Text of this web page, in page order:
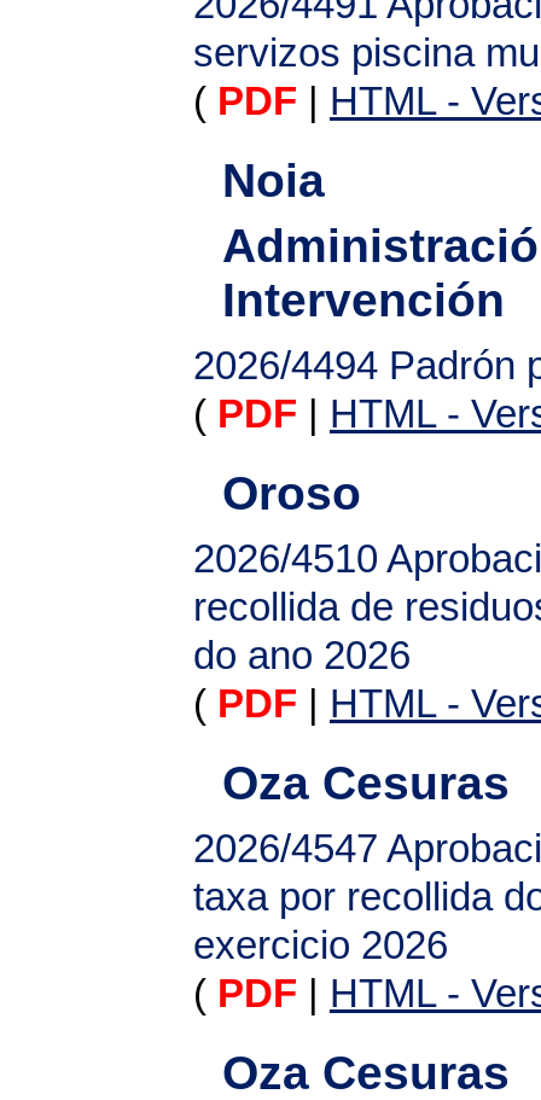
servizos piscina
( PDF HTML -
Noia
Intervención
2026/4494 Padrón
( PDF HTML -
Oroso
2026/4510
recollida de
do ano 2026
( PDF HTML -
Oza Cesuras
2026/4547
taxa por recollida
exercicio 2026
( PDF HTML -
Oza Cesuras